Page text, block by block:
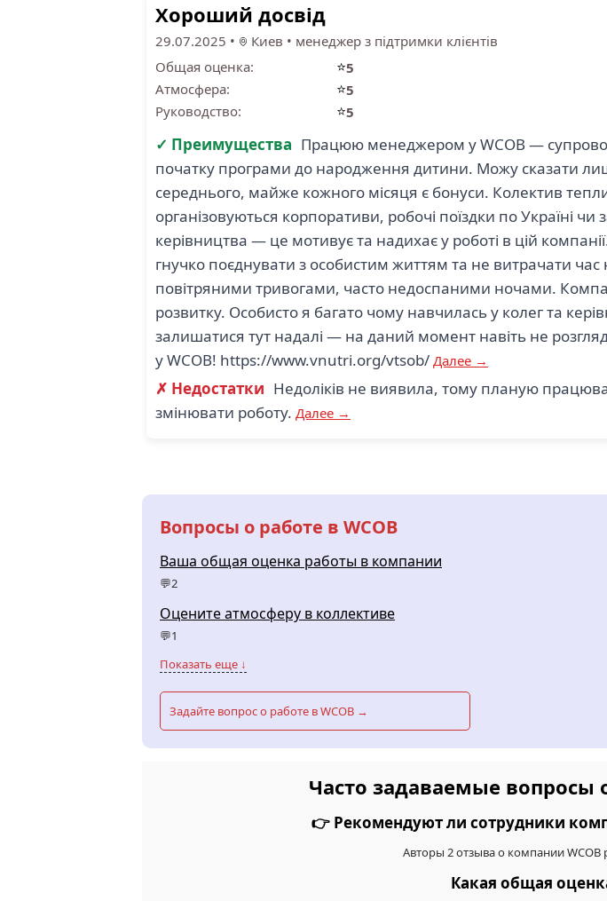
Хороший досвід
29.07.2025 • Киев • менеджер з підтримки клієнтів
Общая оценка:
⭐5
Атмосфера:
⭐5
Руководство:
⭐5
✓ Преимущества Працюю менеджером у WCOB —
початку програми до народження дитини. Можу сказати
середнього, майже кожного місяця є бонуси. Колектив
організовуються корпоративи, робочі поїздки по Україні
керівництва — це мотивує та надихає у роботі в цій
гнучко поєднувати з особистим життям та не витрачати
повітряними тривогами, часто недоспаними ночами.
розвитку. Особисто я багато чому навчилась у колег та
залишатися тут надалі — на даний момент навіть не
у WCOB! https://www.vnutri.org/vtsob/ Далее →
✗ Недостатки Недоліків не виявила, тому планую
змінювати роботу. Далее →
Вопросы о работе в WCOB
Ваша общая оценка работы в компании
💬2
Оцените атмосферу в коллективе
💬1
Показать еще ↓
Задайте вопрос о работе в WCOB →
Часто задаваемые вопросы
👉 Рекомендуют ли сотрудники
Авторы 2 отзыва о компании
Какая общая